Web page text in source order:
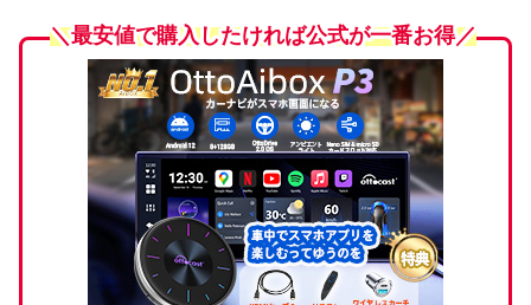
＼最安値で購入したければ公式が一番お得／